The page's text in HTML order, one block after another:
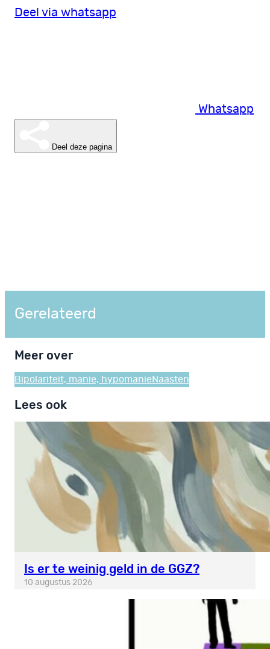
Deel via whatsapp
Whatsapp
Deel deze pagina
Gerelateerd
Meer over
Bipolariteit, manie, hypomanie Naasten
Lees ook
Is er te weinig geld in de GGZ?
10 augustus 2026